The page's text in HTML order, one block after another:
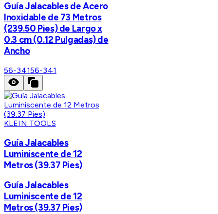
Guía Jalacables de Acero
Inoxidable de 73 Metros
(239.50 Pies) de Largo x
0.3 cm (0.12 Pulgadas) de
Ancho
56-34156-341
KLEIN TOOLS
Guía Jalacables
Luminiscente de 12
Metros (39.37 Pies)
Guía Jalacables
Luminiscente de 12
Metros (39.37 Pies)